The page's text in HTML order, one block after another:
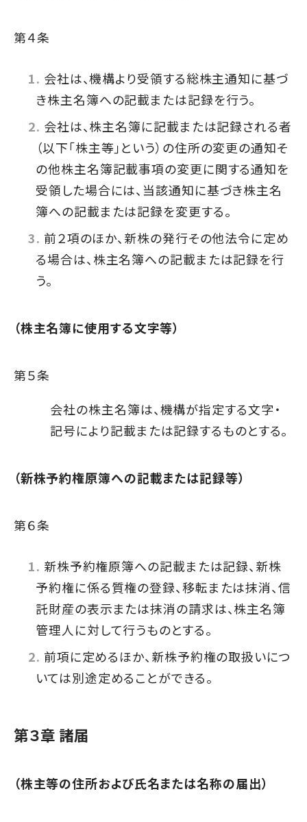
第４条
会社は、機構より受領する総株主通知に基づ
き株主名簿への記載または記録を行う。
会社は、株主名簿に記載または記録される者
（以下｢株主等｣という）の住所の変更の通知そ
の他株主名簿記載事項の変更に関する通知を
受領した場合には、当該通知に基づき株主名
簿への記載または記録を変更する。
前２項のほか、新株の発行その他法令に定め
る場合は、株主名簿への記載または記録を行
う。
（株主名簿に使用する文字等）
第５条
会社の株主名簿は、機構が指定する文字・
記号により記載または記録するものとする。
（新株予約権原簿への記載または記録等）
第６条
新株予約権原簿への記載または記録、新株
予約権に係る質権の登録、移転または抹消、信
託財産の表示または抹消の請求は、株主名簿
管理人に対して行うものとする。
前項に定めるほか、新株予約権の取扱いにつ
いては別途定めることができる。
第３章 諸届
（株主等の住所および氏名または名称の届出）